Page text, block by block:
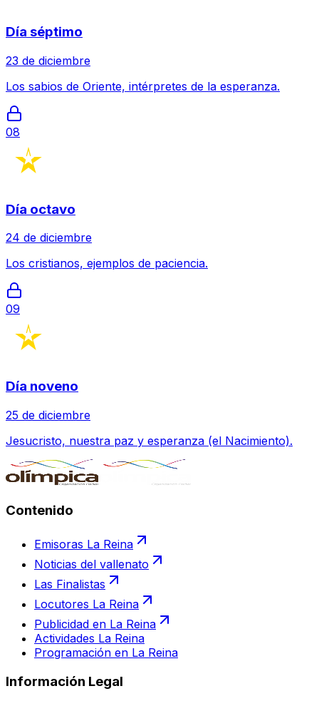
Día séptimo
23 de diciembre
Los sabios de Oriente, intérpretes de la esperanza.
08
Día octavo
24 de diciembre
Los cristianos, ejemplos de paciencia.
09
Día noveno
25 de diciembre
Jesucristo, nuestra paz y esperanza (el Nacimiento).
Contenido
Emisoras La Reina
Noticias del vallenato
Las Finalistas
Locutores La Reina
Publicidad en La Reina
Actividades La Reina
Programación en La Reina
Información Legal